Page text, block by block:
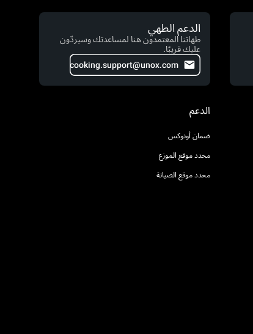
الدعم الطهي
طهاتنا المعتمدون هنا لمساعدتك وسيردّون
عليك قريبًا.
cooking.support@unox.com
الدعم
ضمان أونوكس
محدد موقع الموزع
محدد موقع الصيانة